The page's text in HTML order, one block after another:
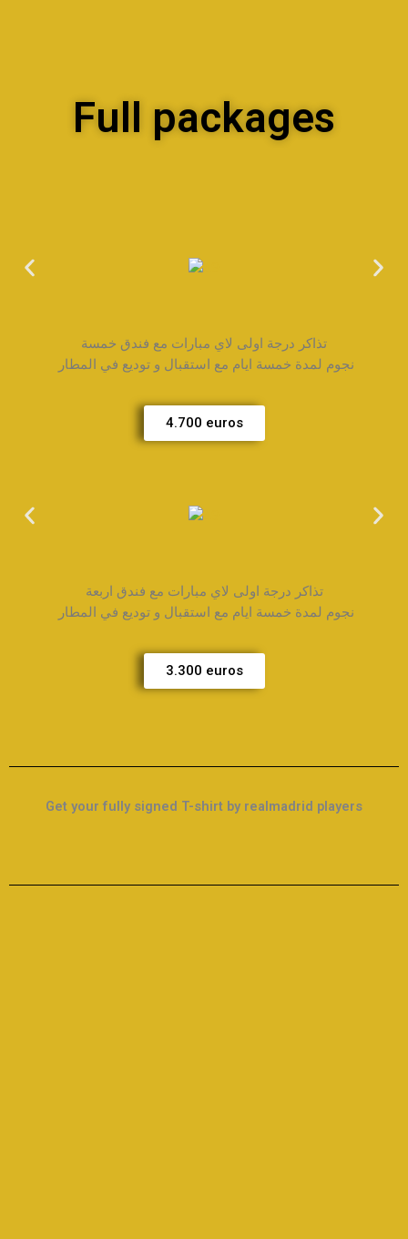
Full packages
تذاكر درجة اولى لاي مبارات مع فندق خمسة
نجوم لمدة خمسة ايام مع استقبال و توديع في المطار
4.700 euros
تذاكر درجة اولى لاي مبارات مع فندق اربعة
نجوم لمدة خمسة ايام مع استقبال و توديع في المطار
3.300 euros
Get your fully signed T-shirt by realmadrid players